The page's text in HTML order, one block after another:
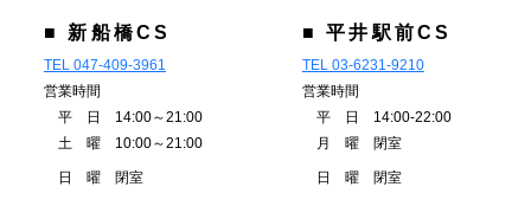
■ 新船橋CS
TEL 047-409-3961
営業時間
平 日 14:00～21:00
土 曜 10:00～21:00
日 曜 閉室
■ 平井駅前CS
TEL 03-6231-9210
営業時間
平 日 14:00-22:00
月 曜 閉室
日 曜 閉室